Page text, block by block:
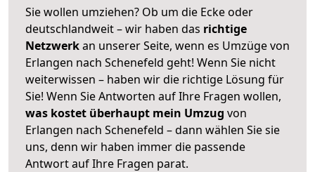
Sie wollen umziehen? Ob um die Ecke oder
deutschlandweit – wir haben das richtige
Netzwerkan unserer Seite, wenn es Umzüge von
Erlangen nach Schenefeld geht! Wenn Sie nicht
weiterwissen – haben wir die richtige Lösung für
Sie! Wenn Sie Antworten auf Ihre Fragen wollen,
was kostet überhaupt mein Umzug von
Erlangen nach Schenefeld – dann wählen Sie sie
uns, denn wir haben immer die passende
Antwort auf Ihre Fragen parat.